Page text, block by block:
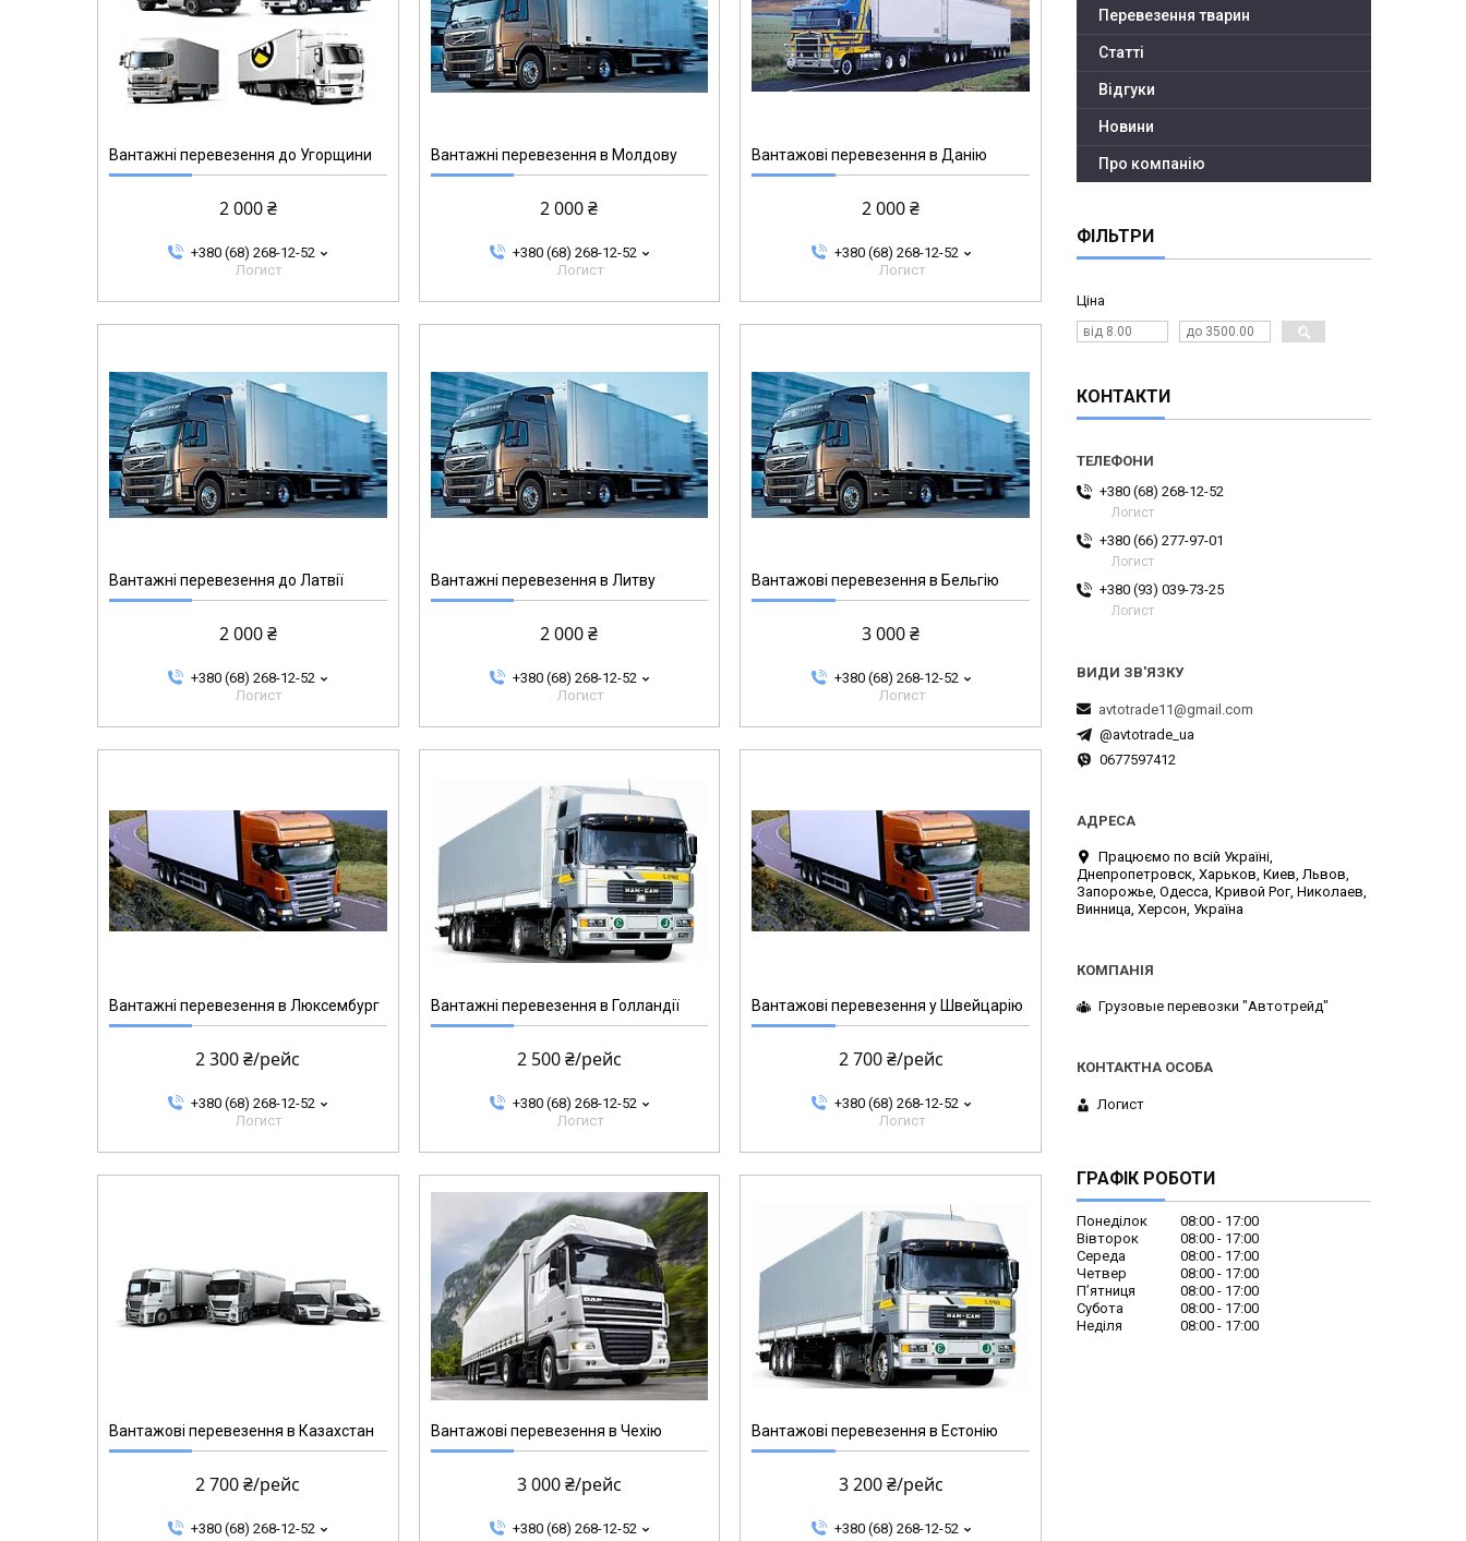
Вантажні перевезення до Угорщини
2 000 ₴
+380 (68) 268-12-52
Логист
Вантажні перевезення в Молдову
2 000 ₴
+380 (68) 268-12-52
Логист
Вантажові перевезення в Данію
2 000 ₴
+380 (68) 268-12-52
Логист
Вантажні перевезення до Латвії
2 000 ₴
+380 (68) 268-12-52
Логист
Вантажні перевезення в Литву
2 000 ₴
+380 (68) 268-12-52
Логист
Вантажові перевезення в Бельгію
3 000 ₴
+380 (68) 268-12-52
Логист
Вантажні перевезення в Люксембург
2 300 ₴/рейс
+380 (68) 268-12-52
Логист
Вантажні перевезення в Голландії
2 500 ₴/рейс
+380 (68) 268-12-52
Логист
Вантажові перевезення у Швейцарію
2 700 ₴/рейс
+380 (68) 268-12-52
Логист
Вантажові перевезення в Казахстан
2 700 ₴/рейс
+380 (68) 268-12-52
Вантажові перевезення в Чехію
3 000 ₴/рейс
+380 (68) 268-12-52
Вантажові перевезення в Естонію
3 200 ₴/рейс
+380 (68) 268-12-52
Перевезення тварин
Статті
Відгуки
Новини
Про компанію
ФІЛЬТРИ
Ціна
КОНТАКТИ
+380 (68) 268-12-52
Логист
+380 (66) 277-97-01
Логист
+380 (93) 039-73-25
Логист
avtotrade11@gmail.com
@avtotrade_ua
0677597412
Працюємо по всій Україні,
Днепропетровск, Харьков, Киев, Львов,
Запорожье, Одесса, Кривой Рог, Николаев,
Винница, Херсон, Україна
Грузовые перевозки "Автотрейд"
Логист
ГРАФІК РОБОТИ
Понеділок 08:00
17:00
Вівторок
08:00
17:00
Середа
08:00
17:00
Четвер
08:00
17:00
Пʼятниця
08:00
17:00
Субота
08:00
17:00
Неділя
08:00 17:00